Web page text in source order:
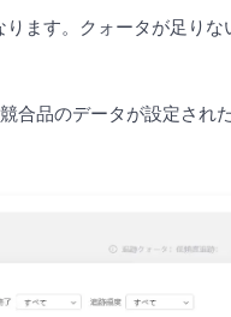
ます。クォータが足りな
合品のデータが設定され